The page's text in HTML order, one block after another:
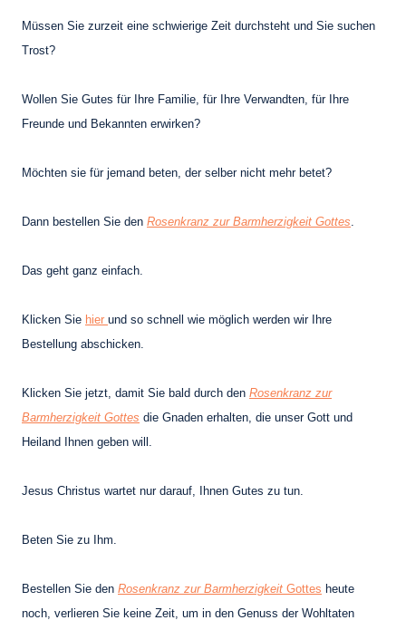
Müssen Sie zurzeit eine schwierige Zeit durchsteht und Sie suchen
Trost?
Wollen Sie Gutes für Ihre Familie, für Ihre Verwandten, für Ihre
Freunde und Bekannten erwirken?
Möchten sie für jemand beten, der selber nicht mehr betet?
Dann bestellen Sie den Rosenkranz zur Barmherzigkeit Gottes.
Das geht ganz einfach.
Klicken Sie hier und so schnell wie möglich werden wir Ihre
Bestellung abschicken.
Klicken Sie jetzt, damit Sie bald durch den Rosenkranz zur
Barmherzigkeit Gottes die Gnaden erhalten, die unser Gott und
Heiland Ihnen geben will.
Jesus Christus wartet nur darauf, Ihnen Gutes zu tun.
Beten Sie zu Ihm.
Bestellen Sie den Rosenkranz zur Barmherzigkeit Gottes heute
noch, verlieren Sie keine Zeit, um in den Genuss der Wohltaten